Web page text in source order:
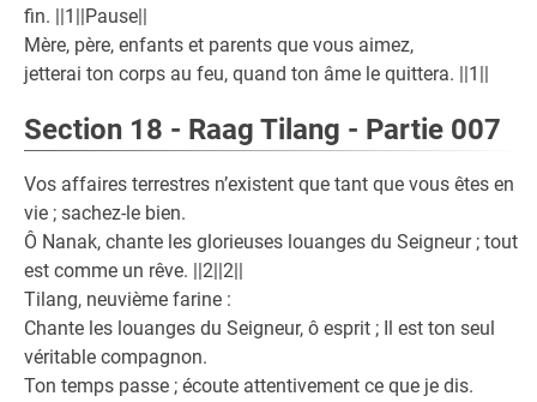
fin. ||1||Pause||
Mère, père, enfants et parents que vous aimez,
jetterai ton corps au feu, quand ton âme le quittera. ||1||
Section 18 - Raag Tilang - Partie 007
Vos affaires terrestres n’existent que tant que vous êtes en
vie ; sachez-le bien.
Ô Nanak, chante les glorieuses louanges du Seigneur ; tout
est comme un rêve. ||2||2||
Tilang, neuvième farine :
Chante les louanges du Seigneur, ô esprit ; Il est ton seul
véritable compagnon.
Ton temps passe ; écoute attentivement ce que je dis.